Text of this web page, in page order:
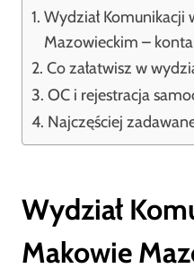
Wydział Komunikacji
Mazowieckim –
Co załatwisz w
OC i rejestracja
Najczęściej
Wydział
Makowie